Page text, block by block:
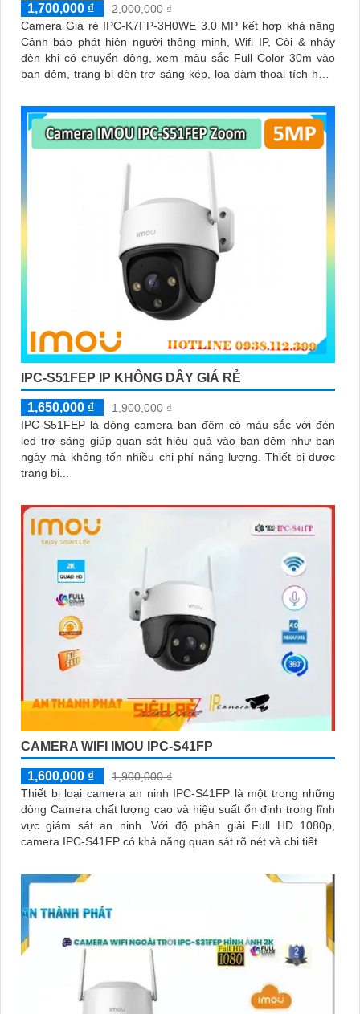
1,700,000 ₫
2,000,000 ₫
Camera Giá rẻ IPC-K7FP-3H0WE 3.0 MP kết hợp khả năng
Cảnh báo phát hiện người thông minh, Wifi IP, Còi & nháy
đèn khi có chuyển động, xem màu sắc Full Color 30m vào
ban đêm, trang bị đèn trợ sáng kép, loa đàm thoại tích hợp,
IPC-S51FEP IP KHÔNG DÂY GIÁ RẺ
1,650,000 ₫
1,900,000 ₫
IPC-S51FEP là dòng camera ban đêm có màu sắc với đèn
led trợ sáng giúp quan sát hiệu quả vào ban đêm như ban
ngày mà không tốn nhiều chi phí năng lượng. Thiết bị được
trang bị...
CAMERA WIFI IMOU IPC-S41FP
1,600,000 ₫
1,900,000 ₫
Thiết bị loại camera an ninh IPC-S41FP là một trong những
dòng Camera chất lượng cao và hiệu suất ổn định trong lĩnh
vực giám sát an ninh. Với độ phân giải Full HD 1080p,
camera IPC-S41FP có khả năng quan sát rõ nét và chi tiết